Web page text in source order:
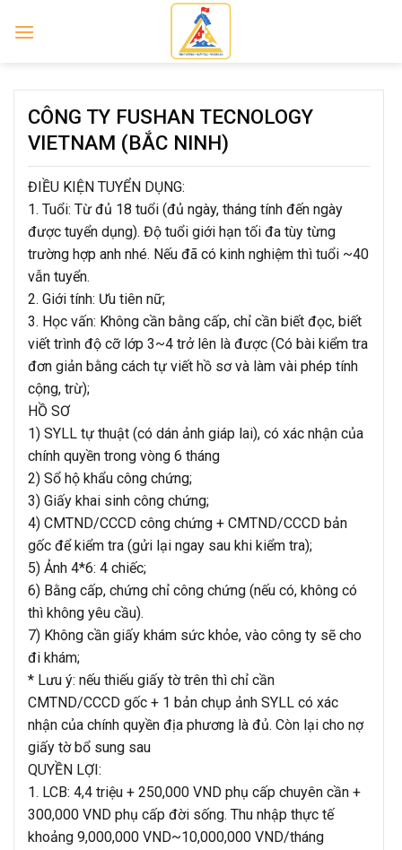
CÔNG TY FUSHAN TECNOLOGY
VIETNAM (BẮC NINH)
ĐIỀU KIỆN TUYỂN DỤNG:
1. Tuổi: Từ đủ 18 tuổi (đủ ngày, tháng tính đến ngày
được tuyển dụng). Độ tuổi giới hạn tối đa tùy từng
trường hợp anh nhé. Nếu đã có kinh nghiệm thì tuổi ~40
vẫn tuyển.
2. Giới tính: Ưu tiên nữ;
3. Học vấn: Không cần bằng cấp, chỉ cần biết đọc, biết
viết trình độ cỡ lớp 3~4 trở lên là được (Có bài kiểm tra
đơn giản bằng cách tự viết hồ sơ và làm vài phép tính
cộng, trừ);
HỒ SƠ
1) SYLL tự thuật (có dán ảnh giáp lai), có xác nhận của
chính quyền trong vòng 6 tháng
2) Sổ hộ khẩu công chứng;
3) Giấy khai sinh công chứng;
4) CMTND/CCCD công chứng + CMTND/CCCD bản
gốc để kiểm tra (gửi lại ngay sau khi kiểm tra);
5) Ảnh 4*6: 4 chiếc;
6) Bằng cấp, chứng chỉ công chứng (nếu có, không có
thì không yêu cầu).
7) Không cần giấy khám sức khỏe, vào công ty sẽ cho
đi khám;
* Lưu ý: nếu thiếu giấy tờ trên thì chỉ cần
CMTND/CCCD gốc + 1 bản chụp ảnh SYLL có xác
nhận của chính quyền địa phương là đủ. Còn lại cho nợ
giấy tờ bổ sung sau
QUYỀN LỢI:
1. LCB: 4,4 triệu + 250,000 VND phụ cấp chuyên cần +
300,000 VND phụ cấp đời sống. Thu nhập thực tế
khoảng 9,000,000 VND~10,000,000 VND/tháng